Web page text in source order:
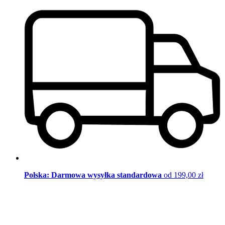
Polska: Darmowa wysyłka standardowa od 199,00 zł